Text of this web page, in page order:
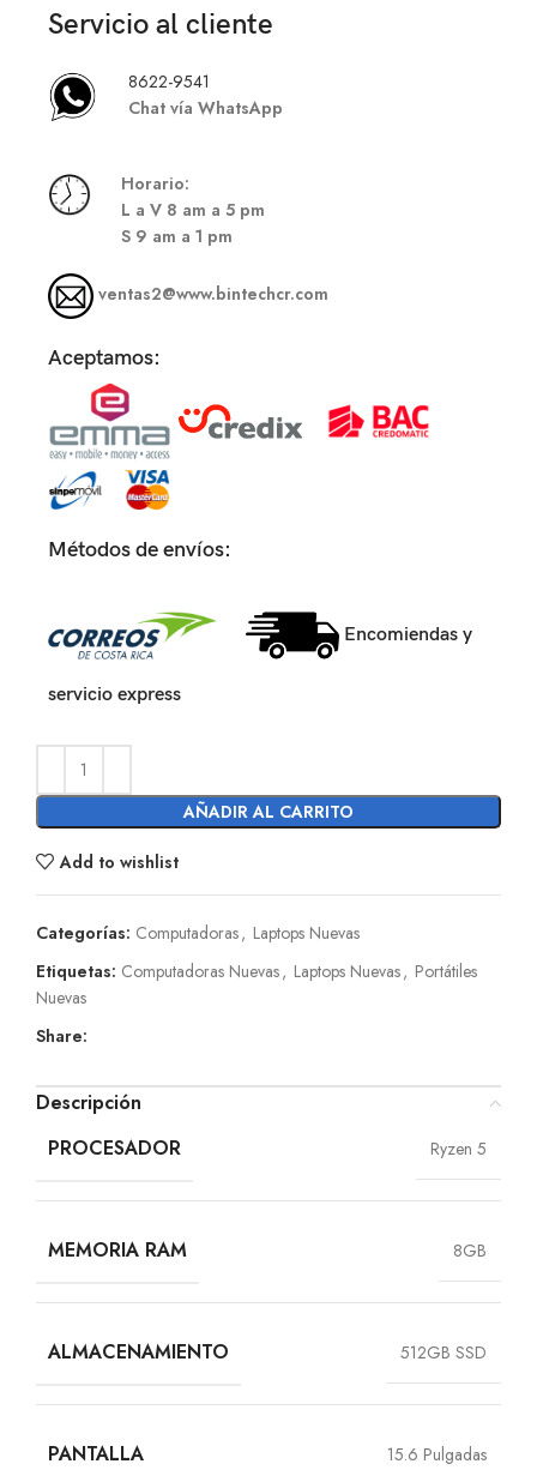
Servicio al cliente
8622-9541
Chat vía WhatsApp
Horario:
L a V 8 am a 5 pm
S 9 am a 1 pm
ventas2@www.bintechcr.com
Aceptamos:
Métodos de envíos:
Encomiendas y
servicio express
AÑADIR AL CARRITO
Add to wishlist
Categorías: Computadoras, Laptops Nuevas
Etiquetas: Computadoras Nuevas, Laptops Nuevas, Portátiles
Nuevas
Share:
Descripción
PROCESADOR
Ryzen 5
MEMORIA RAM 8GB
ALMACENAMIENTO 512GB SSD
PANTALLA 15.6 Pulgadas